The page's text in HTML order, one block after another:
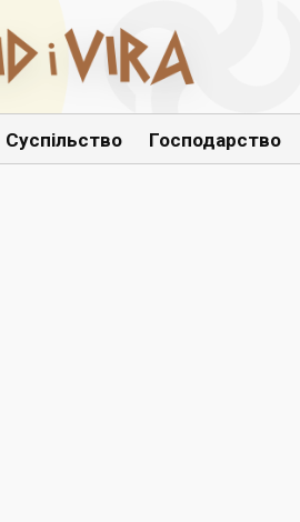
Суспільство Господарство